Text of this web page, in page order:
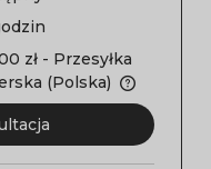
zł - Przesyłka
(Polska)